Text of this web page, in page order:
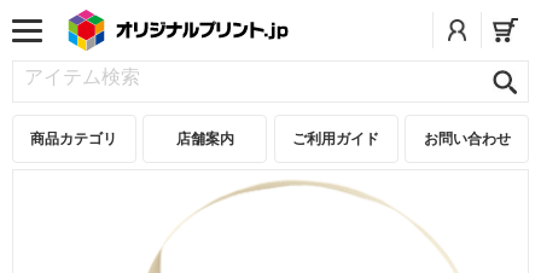
商品カテゴリ 店舗案内 ご利用ガイド お問い合わせ